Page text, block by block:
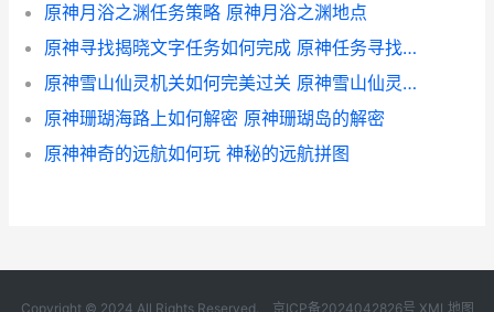
原神月浴之渊任务策略 原神月浴之渊地点
原神寻找揭晓文字任务如何完成 原神任务寻找谜题
原神雪山仙灵机关如何完美过关 原神雪山仙灵路线
原神珊瑚海路上如何解密 原神珊瑚岛的解密
原神神奇的远航如何玩 神秘的远航拼图
Copyright © 2024 All Rights Reserved. 京ICP备2024042826号 XML地图